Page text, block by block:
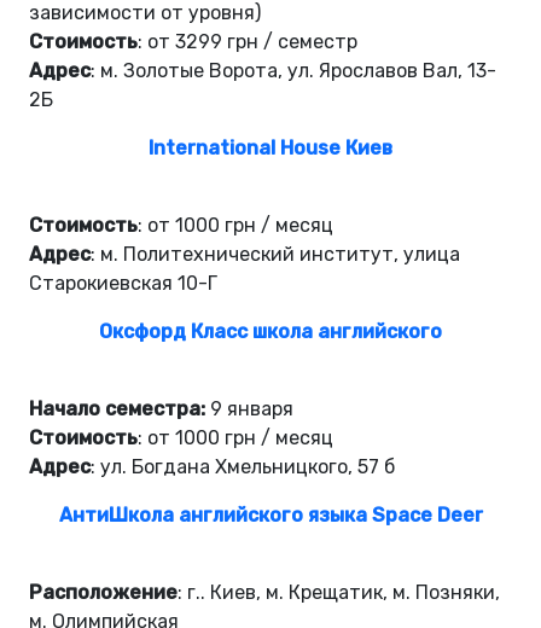
зависимости от уровня)
Стоимость: от 3299 грн / семестр
Адрес: м. Золотые Ворота, ул. Ярославов Вал, 13-
2Б
International House Киев
Стоимость: от 1000 грн / месяц
Адрес: м. Политехнический институт, улица
Старокиевская 10-Г
Оксфорд Класс школа английского
Начало семестра: 9 января
Стоимость: от 1000 грн / месяц
Адрес: ул. Богдана Хмельницкого, 57 б
АнтиШкола английского языка Space Deer
Расположение: г.. Киев, м. Крещатик, м. Позняки,
м. Олимпийская